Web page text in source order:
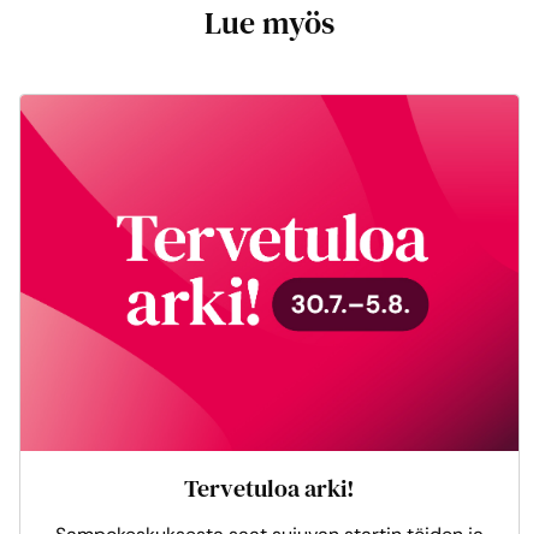
Lue myös
Tervetuloa arki!